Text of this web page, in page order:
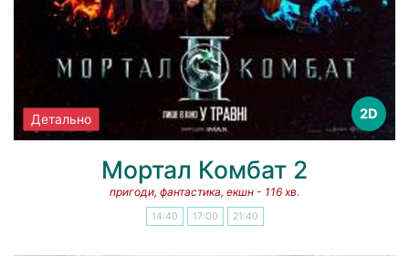
2D
Детально
Мортал Комбат 2
пригоди, фантастика, екшн - 116 хв.
14:40 17:00 21:40